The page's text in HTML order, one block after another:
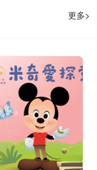
更多>